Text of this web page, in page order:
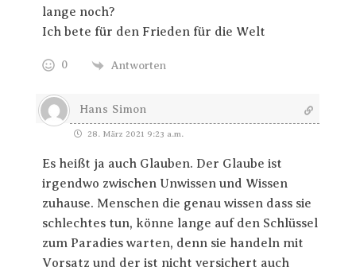
lange noch?
Ich bete für den Frieden für die Welt
0 Antworten
Hans Simon
28. März 2021 9:23 a.m.
Es heißt ja auch Glauben. Der Glaube ist
irgendwo zwischen Unwissen und Wissen
zuhause. Menschen die genau wissen dass sie
schlechtes tun, könne lange auf den Schlüssel
zum Paradies warten, denn sie handeln mit
Vorsatz und der ist nicht versichert auch